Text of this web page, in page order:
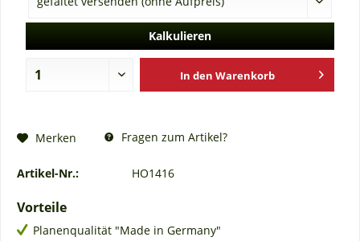
Kalkulieren
In den Warenkorb
Merken Fragen zum Artikel?
Artikel-Nr.: HO1416
Vorteile
Planenqualität "Made in Germany"